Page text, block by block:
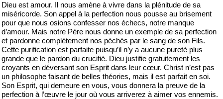
Dieu est amour. Il nous amène à vivre dans la plénitude de sa
miséricorde. Son appel à la perfection nous pousse au brisement
pour que nous osions confesser nos échecs, notre manque
d’amour. Mais notre Père nous donne un exemple de sa perfection
et pardonne complètement nos péchés par le sang de son Fils.
Cette purification est parfaite puisqu’il n’y a aucune pureté plus
grande que le pardon du crucifié. Dieu justifie gratuitement les
croyants en déversant son Esprit dans leur cœur. Christ n’est pas
un philosophe faisant de belles théories, mais il est parfait en soi.
Son Esprit, qui demeure en vous, vous donnera la preuve de la
perfection à l’œuvre le jour où vous arriverez à aimer vos ennemis.